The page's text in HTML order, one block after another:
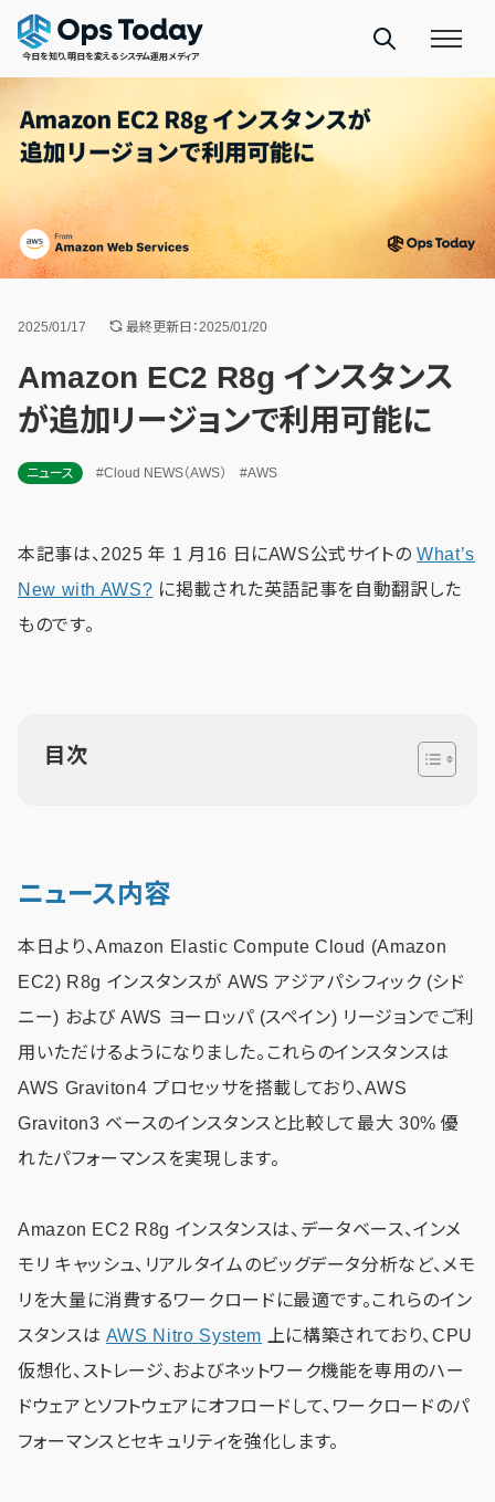
今日を知り、明日を変えるシステム運用メディア
2025/01/17 最終更新日：2025/01/20
Amazon EC2 R8g インスタンス
が追加リージョンで利用可能に
ニュース #Cloud NEWS（AWS） #AWS
本記事は、2025 年 1 月16 日にAWS公式サイトのWhat’s
New with AWS? に掲載された英語記事を自動翻訳した
ものです。
目次
ニュース内容
本日より、Amazon Elastic Compute Cloud (Amazon
EC2) R8g インスタンスが AWS アジアパシフィック (シド
ニー) および AWS ヨーロッパ (スペイン) リージョンでご利
用いただけるようになりました。これらのインスタンスは
AWS Graviton4 プロセッサを搭載しており、AWS
Graviton3 ベースのインスタンスと比較して最大 30% 優
れたパフォーマンスを実現します。
Amazon EC2 R8g インスタンスは、データベース、インメ
モリ キャッシュ、リアルタイムのビッグデータ分析など、メモ
リを大量に消費するワークロードに最適です。これらのイン
スタンスは AWS Nitro System 上に構築されており、CPU
仮想化、ストレージ、およびネットワーク機能を専用のハー
ドウェアとソフトウェアにオフロードして、ワークロードのパ
フォーマンスとセキュリティを強化します。